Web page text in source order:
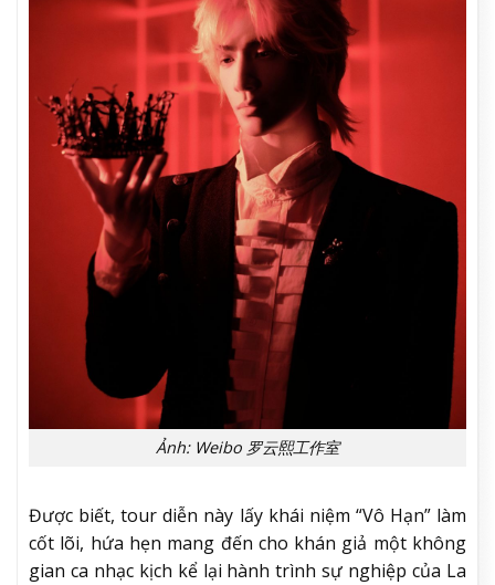
Ảnh: Weibo 罗云熙工作室
Được biết, tour diễn này lấy khái niệm “Vô Hạn” làm
cốt lõi, hứa hẹn mang đến cho khán giả một không
gian ca nhạc kịch kể lại hành trình sự nghiệp của La